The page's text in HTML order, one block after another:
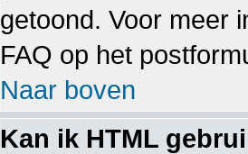
getoond. Voor meer
FAQ op het
Naar boven
Kan ik HTML